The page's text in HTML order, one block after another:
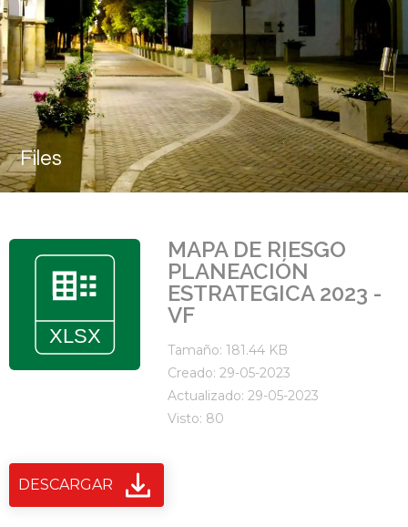
Files
MAPA DE RIESGO
PLANEACIÓN
ESTRATEGICA 2023 -
VF
Tamaño: 181.44 KB
Creado: 29-05-2023
Actualizado: 29-05-2023
Visto: 80
DESCARGAR